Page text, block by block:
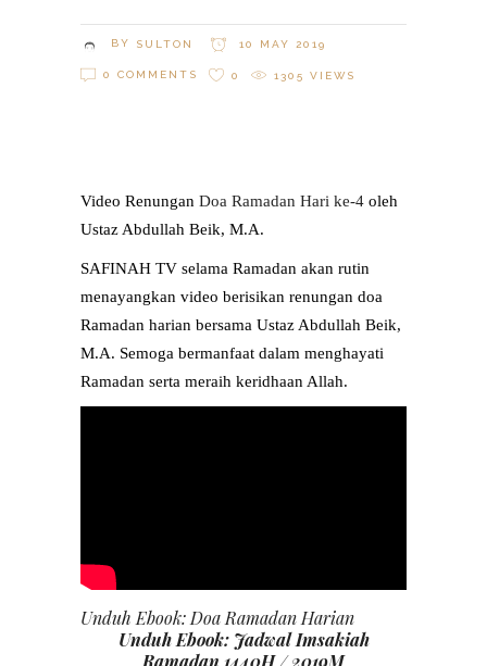
BY SULTON 10 MAY 2019
0 COMMENTS 0 1305 VIEWS
Video Renungan Doa Ramadan Hari ke-4 oleh
Ustaz Abdullah Beik, M.A.
SAFINAH TV selama Ramadan akan rutin
menayangkan video berisikan renungan doa
Ramadan harian bersama Ustaz Abdullah Beik,
M.A. Semoga bermanfaat dalam menghayati
Ramadan serta meraih keridhaan Allah.
Unduh Ebook: Doa Ramadan Harian
Unduh Ebook: Jadwal Imsakiah